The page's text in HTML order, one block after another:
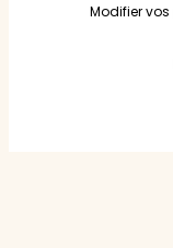
Modifier